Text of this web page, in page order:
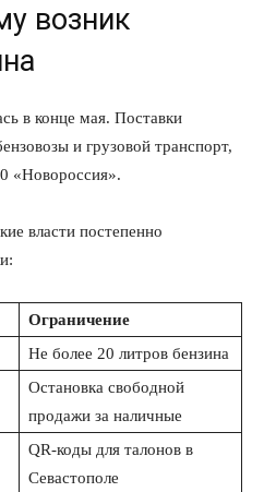
возник
в конце мая. Поставки
и грузовой транспорт,
«Новороссия».
власти постепенно
Ограничение
Не более 20 литров бензина
Остановка свободной
продажи за наличные
QR-коды для талонов в
Севастополе